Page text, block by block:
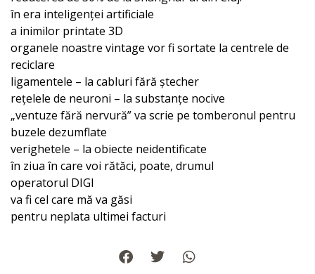
în era inteligenței artificiale
a inimilor printate 3D
organele noastre vintage vor fi sortate la centrele de
reciclare
ligamentele – la cabluri fără ștecher
rețelele de neuroni – la substanțe nocive
„ventuze fără nervură” va scrie pe tomberonul pentru
buzele dezumflate
verighetele – la obiecte neidentificate
în ziua în care voi rătăci, poate, drumul
operatorul DIGI
va fi cel care mă va găsi
pentru neplata ultimei facturi